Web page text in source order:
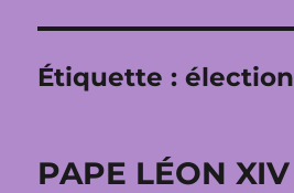
Étiquette :élection
PAPE LÉON XIV